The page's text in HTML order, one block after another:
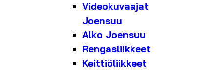
Videokuvaajat
Joensuu
Alko Joensuu
Rengasliikkeet
Keittiöliikkeet